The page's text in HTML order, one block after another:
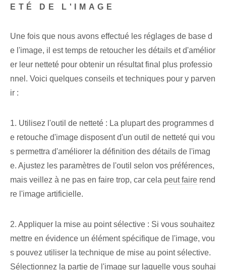
ETÉ DE L'IMAGE
Une fois que nous avons effectué les réglages de base d
e l'image, il est temps de retoucher les détails et d'amélior
er leur netteté pour obtenir un résultat final plus professio
nnel. Voici quelques conseils et techniques pour y parven
ir :
1. Utilisez l'outil de netteté : La plupart des programmes d
e retouche d'image disposent d'un outil de netteté qui vou
s permettra d'améliorer la définition des détails de l'imag
e. Ajustez les paramètres de l'outil selon vos préférences,
mais veillez à ne pas en faire trop, car cela peut faire rend
re l'image artificielle.
2. Appliquer la mise au point sélective : Si vous souhaitez
mettre en évidence un élément spécifique de l'image, vou
s pouvez utiliser la technique de mise au point sélective.
Sélectionnez la partie de l'image sur laquelle vous souhai